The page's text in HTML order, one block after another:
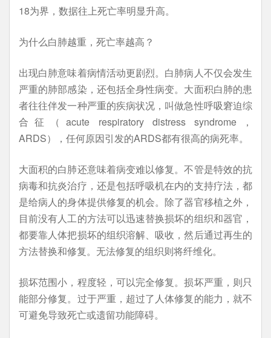
18为界，数据往上死亡率明显升高。
为什么白肺越重，死亡率越高？
出现白肺意味着病情活动更剧烈。白肺病人不仅会发生
严重的肺部感染，还包括全身性病变。大面积白肺的患
者往往伴发一种严重的疾病状况，叫做急性呼吸窘迫综
合征（acute respiratory distress syndrome，
ARDS），任何原因引发的ARDS都有很高的病死率。
大面积的白肺还意味着病变难以修复。不管是特效的抗
病毒和抗炎治疗，还是包括呼吸机在内的支持疗法，都
是给病人的身体提供修复的机会。除了器官移植之外，
目前没有人工的方法可以迅速替换损坏的组织和器官，
都要靠人体把损坏的组织溶解、吸收，然后通过再生的
方法替换和修复。无法修复的组织则将纤维化。
损坏范围小，程度轻，可以完全修复。损坏严重，则只
能部分修复。过于严重，超过了人体修复的能力，就不
可避免导致死亡或遗留功能障碍。